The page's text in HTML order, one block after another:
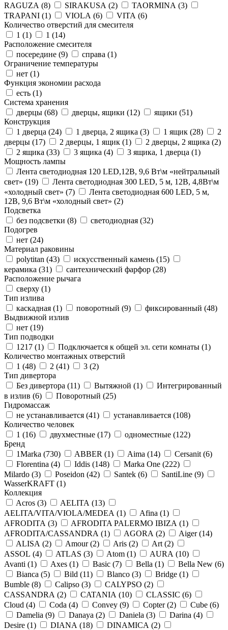
RAGUZA (8) SIRAKUSA (2) TAORMINA (3)
TRAPANI (1) VIOLA (6) VITA (6)
Количество отверстий для смесителя
1 (1) 1 (14)
Расположение смесителя
посередине (9) справа (1)
Ограничение температуры
нет (1)
Функция экономии расхода
есть (1)
Система хранения
дверцы (68) дверцы, ящики (12) ящики (51)
Конструкция
1 дверца (24) 1 дверца, 2 ящика (3) 1 ящик (28)
2
дверцы (17) 2 дверцы, 1 ящик (1) 2 дверцы, 2 ящика (2)
2 ящика (33) 3 ящика (4) 3 ящика, 1 дверца (1)
Мощность лампы
Лента светодиодная 120 LED,12В, 9,6 Вт\м «нейтральный
свет» (19)
Лента светодиодная 300 LED, 5 м, 12В, 4,8Вт\м
«холодный свет» (7)
Лента светодиодная 600 LED, 5 м,
12В, 9,6 Вт\м «холодный свет» (2)
Подсветка
без подсветки (8) светодиодная (32)
Подогрев
нет (24)
Материал раковины
polytitan (43) искусственный камень (15)
керамика (31) сантехнический фарфор (28)
Расположение рычага
сверху (1)
Тип излива
каскадная (1) поворотный (9) фиксированный (48)
Выдвижной излив
нет (19)
Тип подводки
1217 (1) Подключается к общей эл. сети комнаты (1)
Количество монтажных отверстий
1 (48) 2 (41) 3 (2)
Тип дивертора
Без дивертора (11) Вытяжной (1)
Интегрированный
в излив (6) Поворотный (25)
Гидромассаж
не устанавливается (41) устанавливается (108)
Количество человек
1 (16) двухместные (17) одноместные (122)
Бренд
1Marka (730) ABBER (1) Aima (14) Cersanit (6)
Florentina (4) Iddis (148) Marka One (222)
Milardo (3) Poseidon (42) Santek (6) SantiLine (9)
WasserKRAFT (1)
Коллекция
Acros (3) AELITA (13)
AELITA/VITA/VIOLA/MEDEA (1) Afina (1)
AFRODITA (3) AFRODITA PALERMO IBIZA (1)
AFRODITA/CASSANDRA (1) AGORA (2) Aiger (14)
ALISA (2) Amour (2) Aris (2) Art (2)
ASSOL (4) ATLAS (3) Atom (1) AURA (10)
Avanti (1) Axes (1) Basic (7) Bella (1) Bella New (6)
Bianca (5) Bild (11) Blanco (3) Bridge (1)
Bumble (8) Calipso (3) CALYPSO (2)
CASSANDRA (2) CATANIA (10) CLASSIC (6)
Cloud (4) Coda (4) Convey (9) Copter (2) Cube (6)
Damelia (9) Danaya (2) Daniela (3) Darina (4)
Desire (1) DIANA (18) DINAMICA (2)